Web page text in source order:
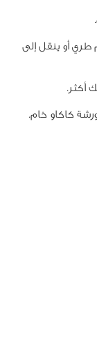
أو ينقل إلى
كاكاو خام.